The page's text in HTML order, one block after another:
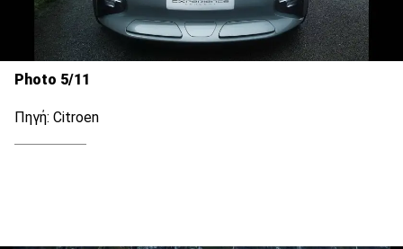
Photo 5/11
Πηγή: Citroen